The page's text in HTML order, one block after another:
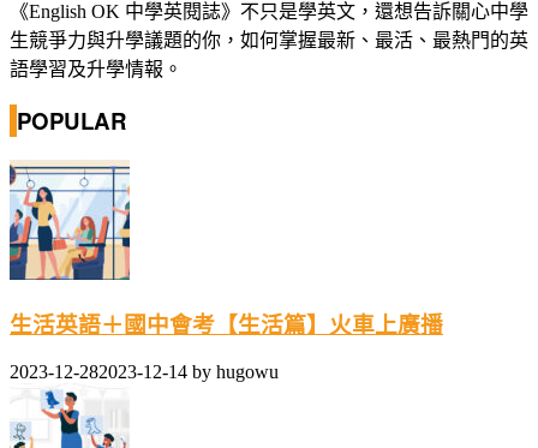
《English OK 中學英閱誌》不只是學英文，還想告訴關心中學
生競爭力與升學議題的你，如何掌握最新、最活、最熱門的英
語學習及升學情報。
POPULAR
生活英語＋國中會考【生活篇】火車上廣播
2023-12-282023-12-14 by hugowu